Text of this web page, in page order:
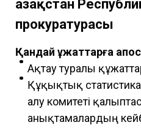
Қазақстан
прокуратурасы
Қандай құжаттарға
Ақтау туралы
Құқықтық
алу комитеті
анықтамалардың